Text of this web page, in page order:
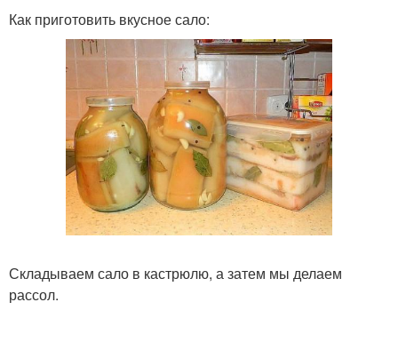
Как приготовить вкусное сало:
Складываем сало в кастрюлю, а затем мы делаем
рассол.